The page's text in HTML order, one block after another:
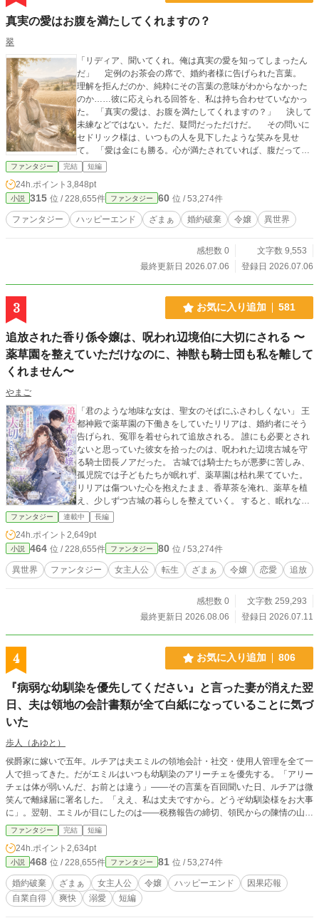
真実の愛はお腹を満たしてくれますの？
翠
「リディア、聞いてくれ。俺は真実の愛を知ってしまったん
だ」 定例のお茶会の席で、婚約者様に告げられた言葉。
理解を拒んだのか、純粋にその言葉の意味がわからなかった
のか……彼に応えられる回答を、私は持ち合わせていなかっ
た。 「真実の愛は、お腹を満たしてくれますの？」 決して
未練などではない。ただ、疑問だっただけだ。 その問いに
セドリック様は、いつもの人を見下したような笑みを見せ
て。 「愛は金にも勝る。心が満たされていれば、腹だって満
ファンタジー 完結 短編
24h.ポイント 3,848pt
小説 315 位 / 228,655件 ファンタジー 60 位 / 53,274件
ファンタジー ハッピーエンド ざまぁ 婚約破棄 令嬢 異世界
感想数 0
文字数 9,553
最終更新日 2026.07.06
登録日 2026.07.06
3 お気に入り追加 581
追放された香り係令嬢は、呪われ辺境伯に大切にされる 〜
薬草園を整えていただけなのに、神獣も騎士団も私を離して
くれません〜
やまご
「君のような地味な女は、聖女のそばにふさわしくない」 王
都神殿で薬草園の下働きをしていたリリアは、婚約者にそう
告げられ、冤罪を着せられて追放される。 誰にも必要とされ
ないと思っていた彼女を拾ったのは、呪われた辺境古城を守
る騎士団長ノアだった。 古城では騎士たちが悪夢に苦しみ、
孤児院では子どもたちが眠れず、薬草園は枯れ果てていた。
リリアは傷ついた心を抱えたまま、香草茶を淹れ、薬草を植
え、少しずつ古城の暮らしを整えていく。 すると、眠れなか
った子どもが笑い、騎士たちの呪いが薄れ、白銀の神獣がリ
リアにだけ甘えてきて――。 「君は役立たずなんかじゃな
い。ここにいてほしい」 不器用な辺境騎士団長に大切にされ
ながら、リリアは自分の価値を取り戻していく。 一方、彼女
を追い出した王都神殿では、聖香が腐り始めていた。
ファンタジー 連載中 長編
24h.ポイント 2,649pt
小説 464 位 / 228,655件 ファンタジー 80 位 / 53,274件
異世界 ファンタジー 女主人公 転生 ざまぁ 令嬢 恋愛 追放
感想数 0
文字数 259,293
最終更新日 2026.08.06
登録日 2026.07.11
4 お気に入り追加 806
『病弱な幼馴染を優先してください』と言った妻が消えた翌
日、夫は領地の会計書類が全て白紙になっていることに気づ
いた
歩人（あゆと）
侯爵家に嫁いで五年。ルチアは夫エミルの領地会計・社交・使用人管理を全て一
人で担ってきた。だがエミルはいつも幼馴染のアリーチェを優先する。「アリー
チェは体が弱いんだ、お前とは違う」——その言葉を百回聞いた日、ルチアは微
笑んで離縁届に署名した。「ええ、私は丈夫ですから。どうぞ幼馴染様をお大事
に」。翌朝、エミルが目にしたのは——税務報告の締切、領民からの陳情の山、
そして紅茶の淹れ方すら知らない自分。三ヶ月後、かつて「地味な妻」と呼ばれ
たルチアは、辺境伯の財務顧問として辣腕を振るっていた。
ファンタジー 完結 短編
24h.ポイント 2,634pt
小説 468 位 / 228,655件 ファンタジー 81 位 / 53,274件
婚約破棄 ざまぁ 女主人公 令嬢 ハッピーエンド
因果応報
自業自得
爽快 溺愛 短編